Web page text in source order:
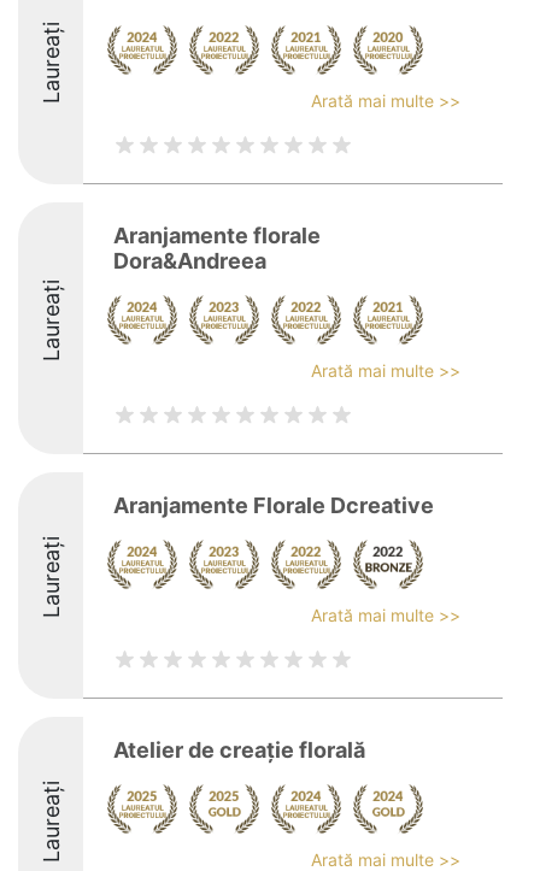
Laureați Arată mai multe >>
Laureați
Aranjamente florale
Dora&Andreea
Arată mai multe >>
Laureați
Aranjamente Florale Dcreative
Arată mai multe >>
Laureați
Atelier de creaţie florală
Arată mai multe >>